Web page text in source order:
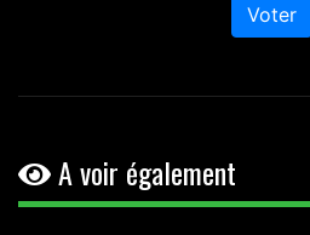
Voter
A voir également